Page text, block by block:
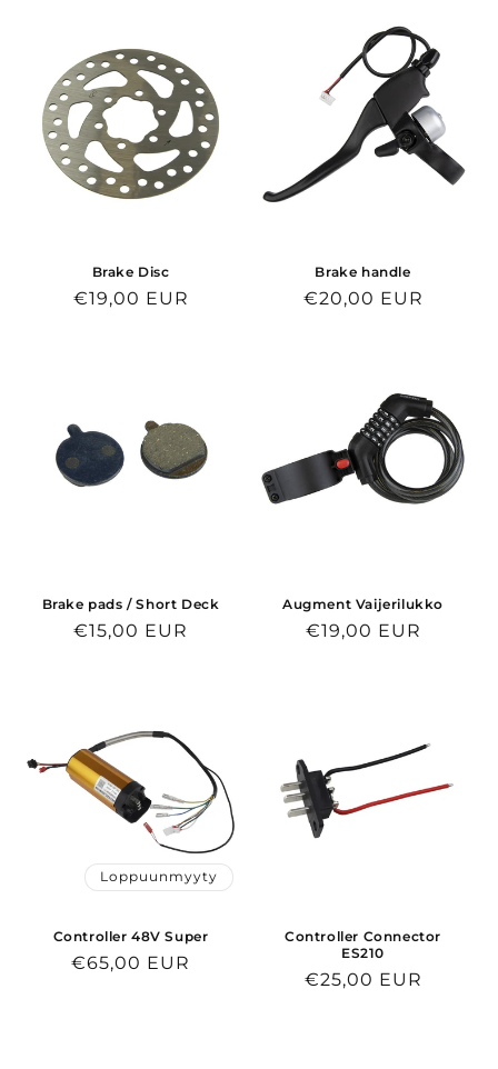
Brake Disc
Normaalihinta
€19,00 EUR
Brake handle
Normaalihinta
€20,00 EUR
Brake pads / Short Deck
Normaalihinta
€15,00 EUR
Augment Vaijerilukko
Normaalihinta
€19,00 EUR
Loppuunmyyty
Controller 48V Super
Normaalihinta
€65,00 EUR
Controller Connector
ES210
Normaalihinta
€25,00 EUR